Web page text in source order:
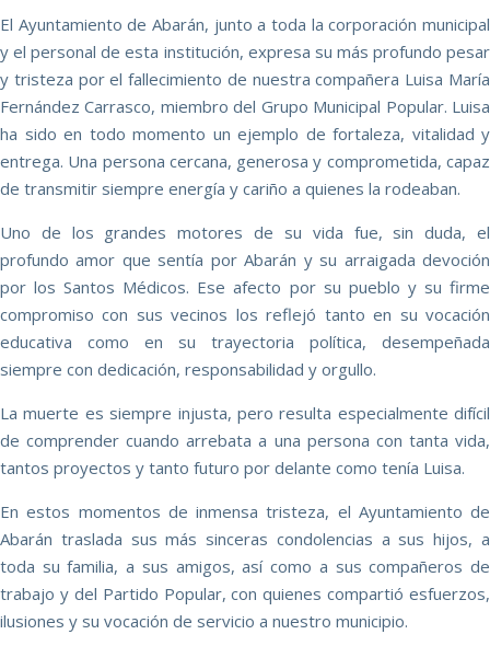
El Ayuntamiento de Abarán, junto a toda la corporación municipal
y el personal de esta institución, expresa su más profundo pesar
y tristeza por el fallecimiento de nuestra compañera Luisa María
Fernández Carrasco, miembro del Grupo Municipal Popular. Luisa
ha sido en todo momento un ejemplo de fortaleza, vitalidad y
entrega. Una persona cercana, generosa y comprometida, capaz
de transmitir siempre energía y cariño a quienes la rodeaban.
Uno de los grandes motores de su vida fue, sin duda, el
profundo amor que sentía por Abarán y su arraigada devoción
por los Santos Médicos. Ese afecto por su pueblo y su firme
compromiso con sus vecinos los reflejó tanto en su vocación
educativa como en su trayectoria política, desempeñada
siempre con dedicación, responsabilidad y orgullo.
La muerte es siempre injusta, pero resulta especialmente difícil
de comprender cuando arrebata a una persona con tanta vida,
tantos proyectos y tanto futuro por delante como tenía Luisa.
En estos momentos de inmensa tristeza, el Ayuntamiento de
Abarán traslada sus más sinceras condolencias a sus hijos, a
toda su familia, a sus amigos, así como a sus compañeros de
trabajo y del Partido Popular, con quienes compartió esfuerzos,
ilusiones y su vocación de servicio a nuestro municipio.